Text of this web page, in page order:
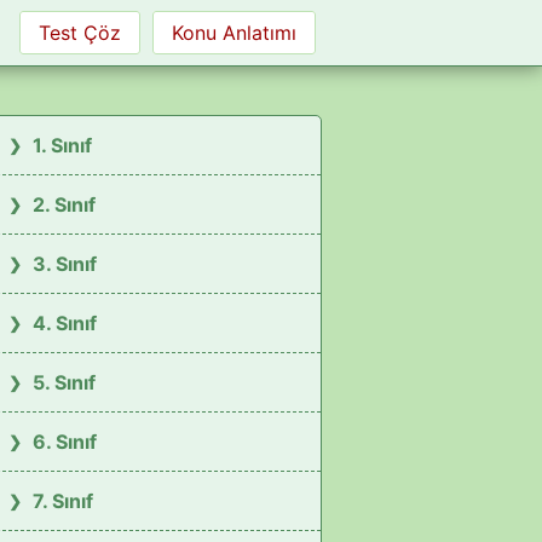
Test Çöz Konu Anlatımı
1. Sınıf
2. Sınıf
3. Sınıf
4. Sınıf
5. Sınıf
6. Sınıf
7. Sınıf